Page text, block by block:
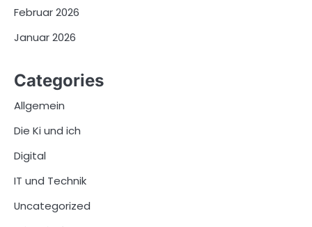
Februar 2026
Januar 2026
Categories
Allgemein
Die Ki und ich
Digital
IT und Technik
Uncategorized